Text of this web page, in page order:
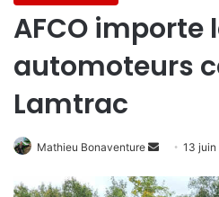
AFCO importe
automoteurs
Lamtrac
Mathieu Bonaventure
Envoyer
courriel
13